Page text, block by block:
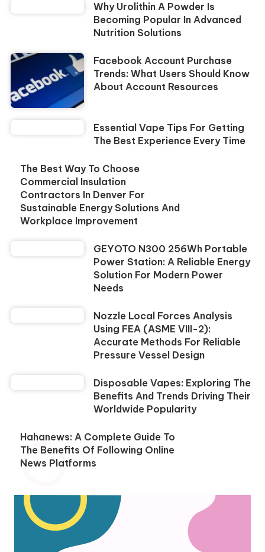
Why Urolithin A Powder Is
Becoming Popular In Advanced
Nutrition Solutions
Facebook Account Purchase
Trends: What Users Should Know
About Account Resources
Essential Vape Tips For Getting
The Best Experience Every Time
The Best Way To Choose
Commercial Insulation
Contractors In Denver For
Sustainable Energy Solutions And
Workplace Improvement
GEYOTO N300 256Wh Portable
Power Station: A Reliable Energy
Solution For Modern Power
Needs
Nozzle Local Forces Analysis
Using FEA (ASME VIII-2):
Accurate Methods For Reliable
Pressure Vessel Design
Disposable Vapes: Exploring The
Benefits And Trends Driving Their
Worldwide Popularity
Hahanews: A Complete Guide To
The Benefits Of Following Online
News Platforms